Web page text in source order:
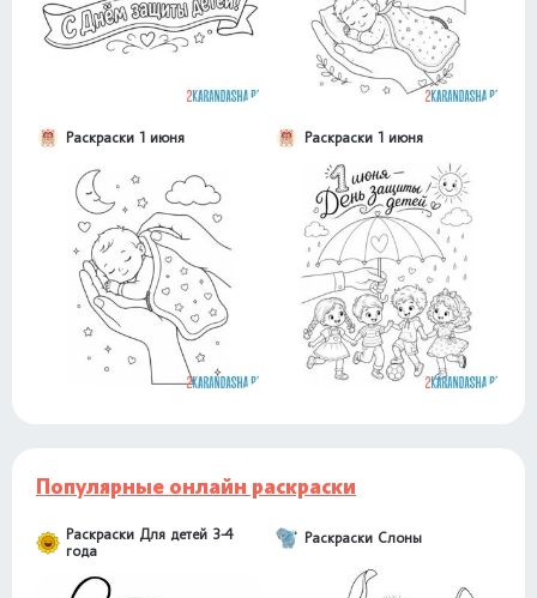
Раскраски 1 июня Раскраски 1 июня
Популярные онлайн раскраски
Раскраски Для детей 3-4
года
Раскраски Слоны